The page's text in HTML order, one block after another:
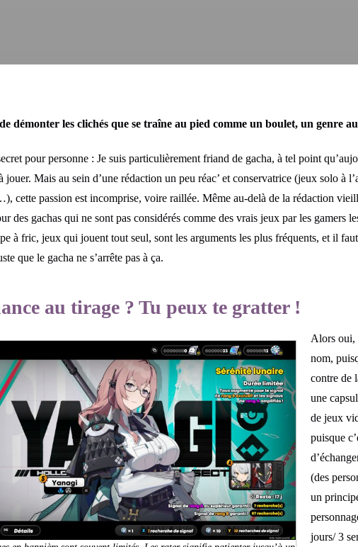
démonter les clichés que se traîne au pied comme un boulet, un genre
pour personne : Je suis particulièrement friand de gacha, à tel point
jouer. Mais au sein d’une rédaction un peu réac’ et conservatrice (jeux solo à
cette passion est incomprise, voire raillée. Même au-delà de la rédaction
des gachas qui ne sont pas considérés comme des vrais jeux par les gamers
à fric, jeux qui jouent tout seul, sont les arguments les plus fréquents, et il
que le gacha ne s’arrête pas à ça.
au tirage ? Tu peux te gratter !
Alors oui,
nom,
contre de
une
de jeux
puisque
(des
un
jours/ 3